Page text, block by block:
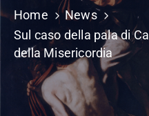
Home
News
Sul caso della pala di
della Misericordia